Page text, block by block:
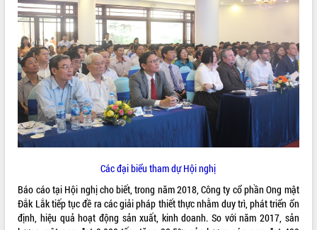
VĂN BẢN HĐND TỈNH
ĐIỂM TIN VĂN BẢN
QUY HOẠCH - KẾ HOẠCH
Các đại biểu tham dự Hội nghị
Báo cáo tại Hội nghị cho biết, trong năm 2018, Công ty cổ phần Ong mật
Đắk Lắk tiếp tục đề ra các giải pháp thiết thực nhằm duy trì, phát triển ổn
định, hiệu quả hoạt động sản xuất, kinh doanh. So với năm 2017, sản